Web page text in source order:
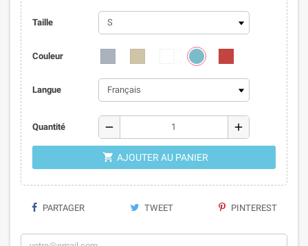
Taille
Couleur
Langue
Quantité remove add
 AJOUTER AU PANIER
PARTAGER TWEET PINTEREST